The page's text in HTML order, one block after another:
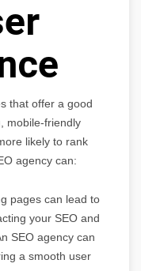
that offer a good
mobile-friendly
likely to rank
agency can:
pages can lead to
your SEO and
SEO agency can
a smooth user